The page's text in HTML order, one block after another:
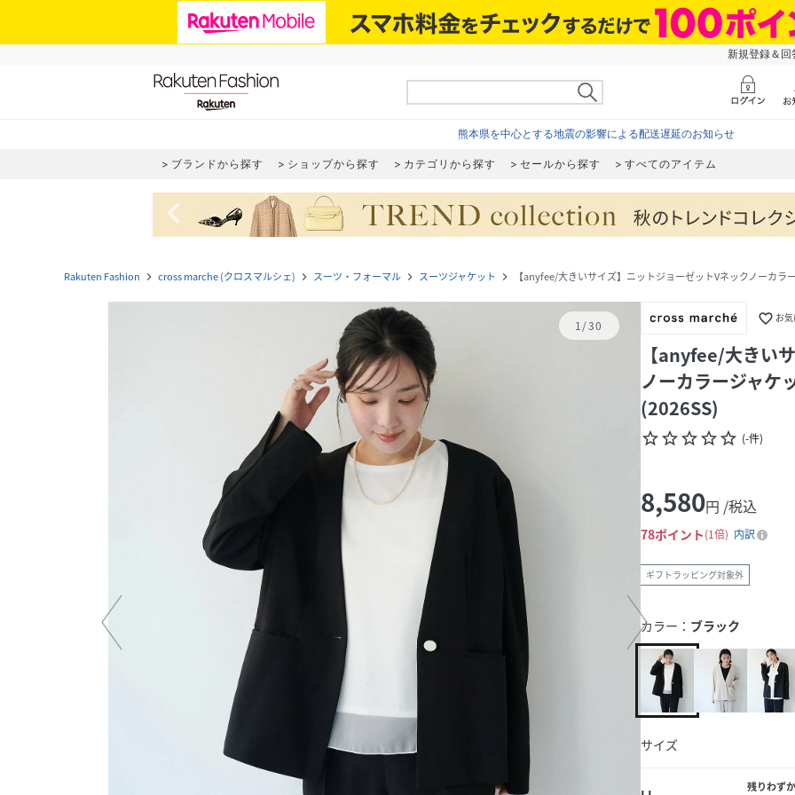
新規登録＆
熊本県を中心とする地震の影響による配送遅延のお知らせ
ブランドから探す ショップから探す カテゴリから探す セールから探す すべてのアイテム
navigate_before
Rakuten Fashion navigate_next cross marche (クロスマルシェ) navigate_next スーツ・フォーマル navigate_next スーツジャケット navigate_next 【anyfee/大きいサイズ】ニットジョーゼットVネックノーカ
1/30 favorite_border お
【anyfee/大きい
ノーカラージャケ
(2026SS)
star_borderstar_borderstar_borderstar_borderstar_border (-件)
8,580円 /税込
78ポイント 1倍 内訳
ギフトラッピング対象外
カラー： ブラック
サイズ
残りわずか